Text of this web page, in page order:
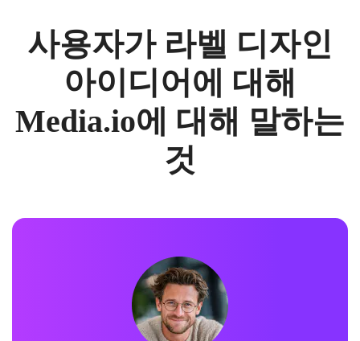
사용자가 라벨 디자인
아이디어에 대해
Media.io에 대해 말하는
것